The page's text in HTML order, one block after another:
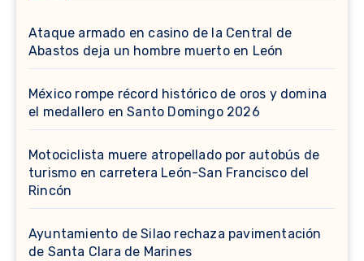
Ataque armado en casino de la Central de
Abastos deja un hombre muerto en León
México rompe récord histórico de oros y domina
el medallero en Santo Domingo 2026
Motociclista muere atropellado por autobús de
turismo en carretera León-San Francisco del
Rincón
Ayuntamiento de Silao rechaza pavimentación
de Santa Clara de Marines